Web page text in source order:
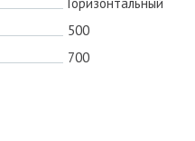
500
700